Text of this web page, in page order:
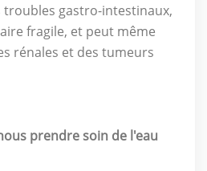
troubles gastro-intestinaux,
fragile, et peut même
rénales et des tumeurs
prendre soin de l'eau